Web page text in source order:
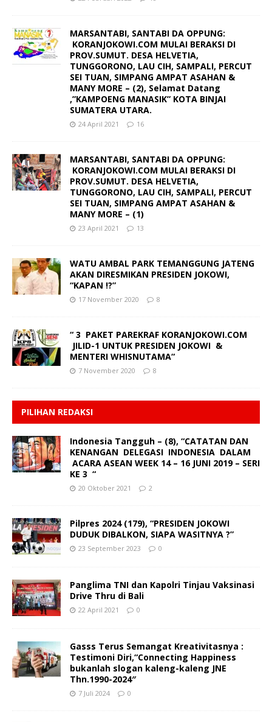
MARSANTABI, SANTABI DA OPPUNG:
KORANJOKOWI.COM MULAI BERAKSI DI
PROV.SUMUT. DESA HELVETIA,
TUNGGORONO, LAU CIH, SAMPALI, PERCUT
SEI TUAN, SIMPANG AMPAT ASAHAN &
MANY MORE – (2), Selamat Datang
,”KAMPOENG MANASIK” KOTA BINJAI
SUMATERA UTARA.
24 April 2021 16
MARSANTABI, SANTABI DA OPPUNG:
KORANJOKOWI.COM MULAI BERAKSI DI
PROV.SUMUT. DESA HELVETIA,
TUNGGORONO, LAU CIH, SAMPALI, PERCUT
SEI TUAN, SIMPANG AMPAT ASAHAN &
MANY MORE – (1)
23 April 2021 13
WATU AMBAL PARK TEMANGGUNG JATENG
AKAN DIRESMIKAN PRESIDEN JOKOWI,
“KAPAN !?”
17 November 2020 8
“ 3 PAKET PAREKRAF KORANJOKOWI.COM
JILID-1 UNTUK PRESIDEN JOKOWI &
MENTERI WHISNUTAMA“
7 November 2020 8
PILIHAN REDAKSI
Indonesia Tangguh – (8), “CATATAN DAN
KENANGAN DELEGASI INDONESIA DALAM
ACARA ASEAN WEEK 14 – 16 JUNI 2019 – SERI
KE 3 “
20 Oktober 2021 2
Pilpres 2024 (179), “PRESIDEN JOKOWI
DUDUK DIBALKON, SIAPA WASITNYA ?”
23 September 2023 0
Panglima TNI dan Kapolri Tinjau Vaksinasi
Drive Thru di Bali
22 April 2021 0
Gasss Terus Semangat Kreativitasnya :
Testimoni Diri,“Connecting Happiness
bukanlah slogan kaleng-kaleng JNE
Thn.1990-2024″
7 Juli 2024 0